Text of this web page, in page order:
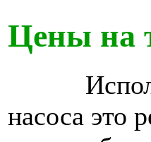
Цены на
насоса это